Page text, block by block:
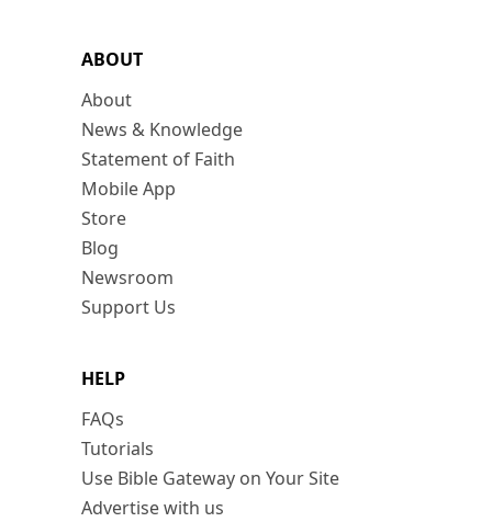
ABOUT
About
News & Knowledge
Statement of Faith
Mobile App
Store
Blog
Newsroom
Support Us
HELP
FAQs
Tutorials
Use Bible Gateway on Your Site
Advertise with us